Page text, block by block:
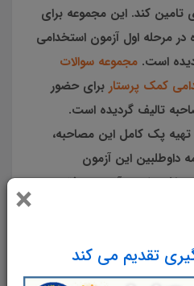
×
تقدیم می کند
تامین کند. این مجموعه برای
در مرحله اول آزمون استخدامی
است. مجموعه سوالات
کمک پرستار برای حضور
تالیف گردیده است.
تهیه پک کامل این مصاحبه،
داوطلبین این آزمون
باشد. ضمن آرزوی موفقیت
دیدگاه‌ها